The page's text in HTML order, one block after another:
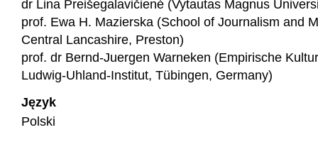
dr Lina Preišegalavičienė (Vytautas Magnus
prof. Ewa H. Mazierska (School of Journalism and
Central Lancashire, Preston)
prof. dr Bernd-Juergen Warneken (Empirische
Ludwig-Uhland-Institut, Tübingen, Germany)
Język
Polski